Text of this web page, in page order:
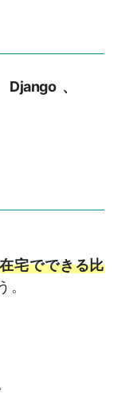
、
在宅でできる比
。